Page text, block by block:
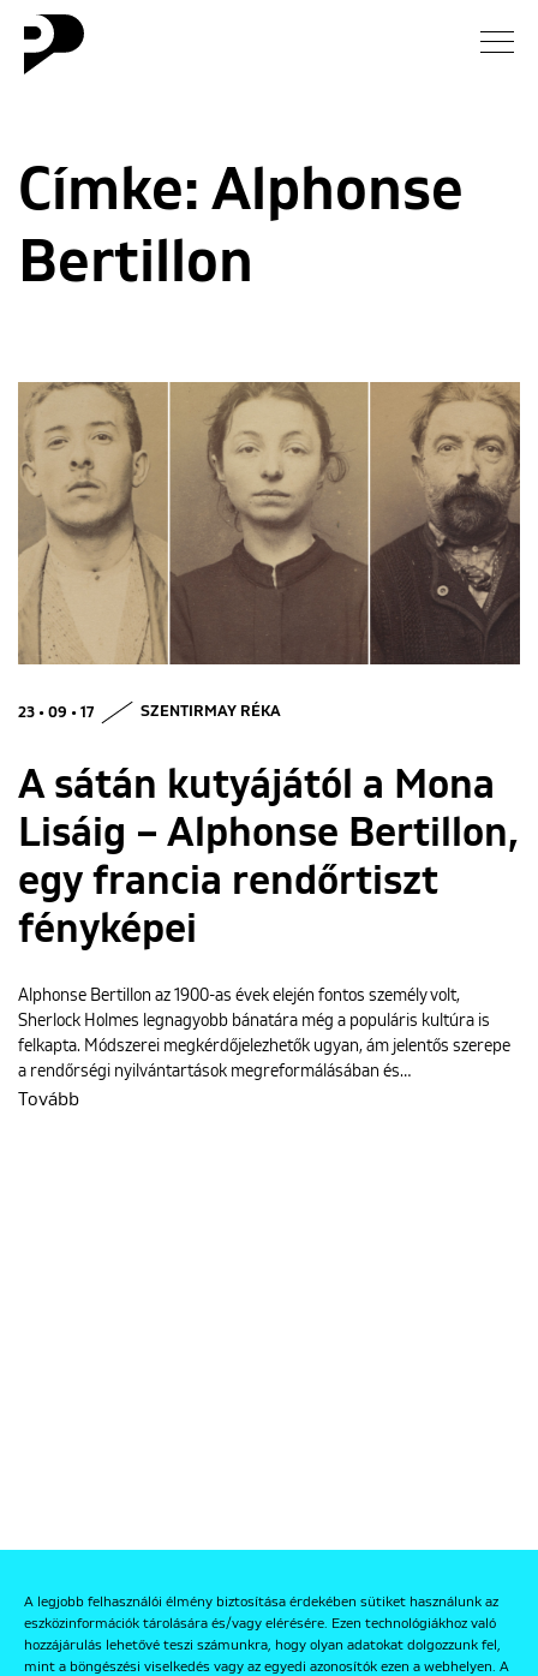
A legjobb felhasználói élmény biztosítása érdekében sütiket használunk az
eszközinformációk tárolására és/vagy elérésére. Ezen technológiákhoz való
hozzájárulás lehetővé teszi számunkra, hogy olyan adatokat dolgozzunk fel,
mint a böngészési viselkedés vagy az egyedi azonosítók ezen a webhelyen. A
Galéria
Interjú
Rólunk
Címke: Alphonse
Bertillon
23 • 09 • 17 SZENTIRMAY RÉKA
A sátán kutyájától a Mona
Lisáig – Alphonse Bertillon,
egy francia rendőrtiszt
fényképei
Alphonse Bertillon az 1900-as évek elején fontos személy volt,
Sherlock Holmes legnagyobb bánatára még a populáris kultúra is
felkapta. Módszerei megkérdőjelezhetők ugyan, ám jelentős szerepe
a rendőrségi nyilvántartások megreformálásában és…
Tovább